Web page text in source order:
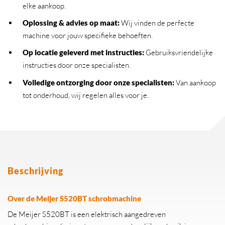
elke aankoop.
Oplossing & advies op maat:Wij vinden de perfecte
machine voor jouw specifieke behoeften.
Op locatie geleverd met instructies:Gebruiksvriendelijke
instructies door onze specialisten.
Volledige ontzorging door onze specialisten:Van aankoop
tot onderhoud, wij regelen alles voor je.
Beschrijving
Over de Meijer S520BT schrobmachine
De Meijer S520BT is een elektrisch aangedreven